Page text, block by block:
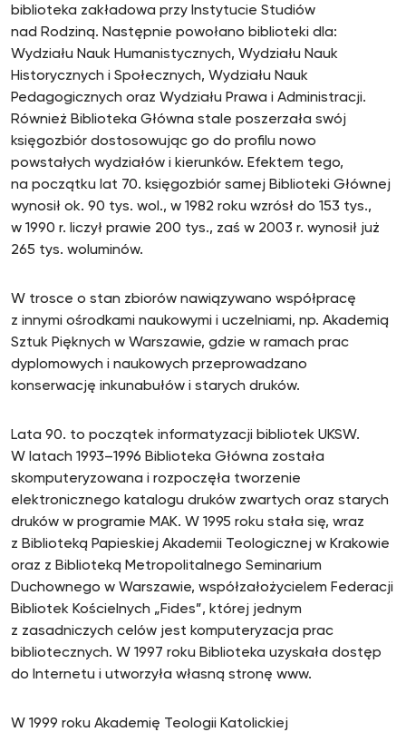
biblioteka zakładowa przy Instytucie Studiów
nad Rodziną. Następnie powołano biblioteki dla:
Wydziału Nauk Humanistycznych, Wydziału Nauk
Historycznych i Społecznych, Wydziału Nauk
Pedagogicznych oraz Wydziału Prawa i Administracji.
Również Biblioteka Główna stale poszerzała swój
księgozbiór dostosowując go do profilu nowo
powstałych wydziałów i kierunków. Efektem tego,
na początku lat 70. księgozbiór samej Biblioteki Głównej
wynosił ok. 90 tys. wol., w 1982 roku wzrósł do 153 tys.,
w 1990 r. liczył prawie 200 tys., zaś w 2003 r. wynosił już
265 tys. woluminów.
W trosce o stan zbiorów nawiązywano współpracę
z innymi ośrodkami naukowymi i uczelniami, np. Akademią
Sztuk Pięknych w Warszawie, gdzie w ramach prac
dyplomowych i naukowych przeprowadzano
konserwację inkunabułów i starych druków.
Lata 90. to początek informatyzacji bibliotek UKSW.
W latach 1993–1996 Biblioteka Główna została
skomputeryzowana i rozpoczęła tworzenie
elektronicznego katalogu druków zwartych oraz starych
druków w programie MAK. W 1995 roku stała się, wraz
z Biblioteką Papieskiej Akademii Teologicznej w Krakowie
oraz z Biblioteką Metropolitalnego Seminarium
Duchownego w Warszawie, współzałożycielem Federacji
Bibliotek Kościelnych „Fides”, której jednym
z zasadniczych celów jest komputeryzacja prac
bibliotecznych. W 1997 roku Biblioteka uzyskała dostęp
do Internetu i utworzyła własną stronę www.
W 1999 roku Akademię Teologii Katolickiej